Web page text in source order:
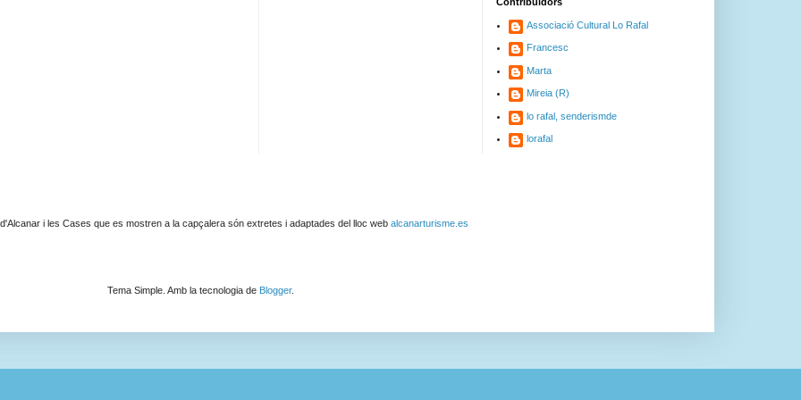
Associació Cultural Lo Rafal
Francesc
Marta
Mireia (R)
lo rafal, senderismde
lorafal
i les Cases que es mostren a la capçalera són extretes i adaptades del lloc web alcanarturisme.es
Tema Simple. Amb la tecnologia de Blogger.